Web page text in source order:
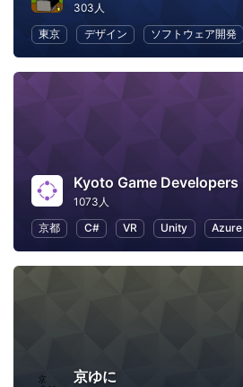
303人
東京
デザイン ソフトウェア開発
Kyoto Game Developers
1073人
京都
C# VR Unity Azure
京ゆに